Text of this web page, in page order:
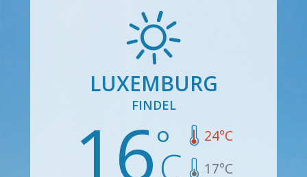
LUXEMBURG
FINDEL
16 24°C
17°C